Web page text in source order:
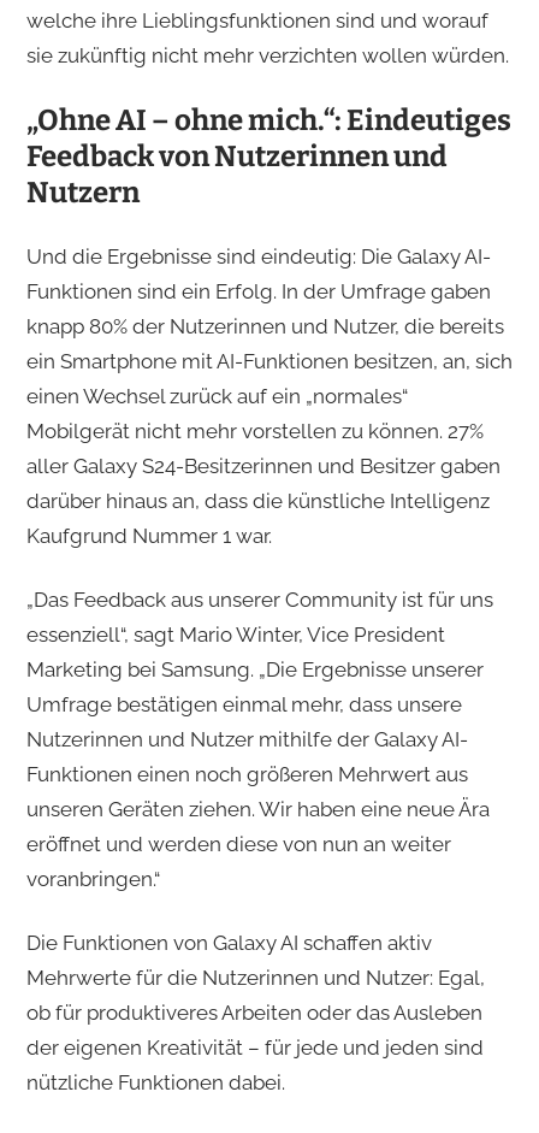
welche ihre Lieblingsfunktionen sind und worauf
sie zukünftig nicht mehr verzichten wollen würden.
„Ohne AI – ohne mich.“: Eindeutiges
Feedback von Nutzerinnen und
Nutzern
Und die Ergebnisse sind eindeutig: Die Galaxy AI-
Funktionen sind ein Erfolg. In der Umfrage gaben
knapp 80% der Nutzerinnen und Nutzer, die bereits
ein Smartphone mit AI-Funktionen besitzen, an, sich
einen Wechsel zurück auf ein „normales“
Mobilgerät nicht mehr vorstellen zu können. 27%
aller Galaxy S24-Besitzerinnen und Besitzer gaben
darüber hinaus an, dass die künstliche Intelligenz
Kaufgrund Nummer 1 war.
„Das Feedback aus unserer Community ist für uns
essenziell“, sagt Mario Winter, Vice President
Marketing bei Samsung. „Die Ergebnisse unserer
Umfrage bestätigen einmal mehr, dass unsere
Nutzerinnen und Nutzer mithilfe der Galaxy AI-
Funktionen einen noch größeren Mehrwert aus
unseren Geräten ziehen. Wir haben eine neue Ära
eröffnet und werden diese von nun an weiter
voranbringen.“
Die Funktionen von Galaxy AI schaffen aktiv
Mehrwerte für die Nutzerinnen und Nutzer: Egal,
ob für produktiveres Arbeiten oder das Ausleben
der eigenen Kreativität – für jede und jeden sind
nützliche Funktionen dabei.